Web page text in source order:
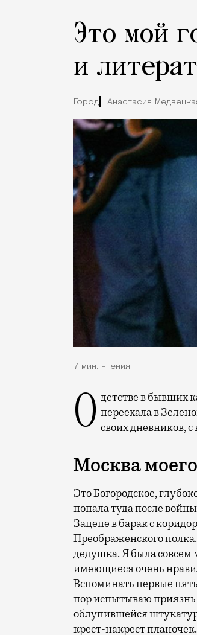
Это мой
и
Город Анастасия
7 мин. чтения
О детстве в бывших казармах Преображенского полка, о том, как запросто переехала в
своих дневников,
Москва
Это Богородское,
попала туда после
Зацепе в барак с
Преображенского
дедушка. Я была совсем
имеющиеся очень
Вспоминать первые
пор испытываю приязнь
облупившейся
крест-накрест планочек.